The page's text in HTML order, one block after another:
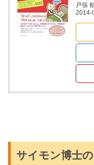
戸張
2014-
サイモン博士